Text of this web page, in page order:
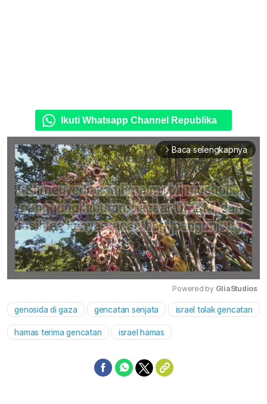
Ikuti Whatsapp Channel Republika
arrow_forward_ios Baca selengkapnya
Mute
Powered by GliaStudios
genosida di gaza gencatan senjata israel tolak gencatan
hamas terima gencatan israel hamas